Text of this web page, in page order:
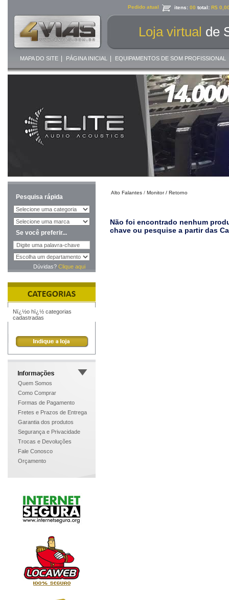
Pedido atual itens: 00 total: R$
Loja virtual de
MAPA DO SITE| PÁGINA INICIAL | EQUIPAMENTOS DE SOM PROFISSIONAL
Pesquisa rápida
Se você preferir...
Dúvidas? Clique aqui
Nï¿½o hï¿½ categorias
cadastradas
Quem Somos
Como Comprar
Formas de Pagamento
Fretes e Prazos de Entrega
Garantia dos produtos
Segurança e Privacidade
Trocas e Devoluções
Fale Conosco
Orçamento
Alto Falantes / Monitor / Retorno
Não foi encontrado nenhum
chave ou pesquise a partir das